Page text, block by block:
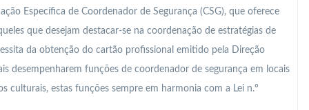
Específica de Coordenador de Segurança (CSG), que oferece
que desejam destacar-se na coordenação de estratégias de
da obtenção do cartão profissional emitido pela Direção
desempenharem funções de coordenador de segurança em locais
culturais, estas funções sempre em harmonia com a Lei n.º